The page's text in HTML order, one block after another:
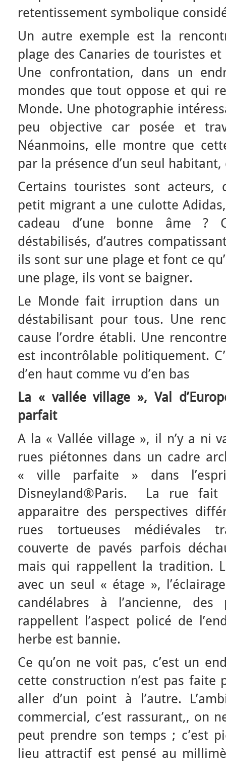
retentissement symbolique
Un autre exemple est la
plage des Canaries de touristes
Une confrontation, dans un
mondes que tout oppose et qui
Monde. Une photographie
peu objective car posée et
Néanmoins, elle montre que
par la présence d’un seul
Certains touristes sont acteurs,
petit migrant a une culotte
cadeau d’une bonne âme ?
déstabilisés, d’autres
ils sont sur une plage et font ce
une plage, ils vont se baigner.
Le Monde fait irruption dans un
déstabilisant pour tous. Une
cause l’ordre établi. Une
est incontrôlable politiquement.
d’en haut comme vu d’en bas
La « vallée village », Val
parfait
A la « Vallée village », il n’y a ni
rues piétonnes dans un cadre
« ville parfaite » dans
Disneyland®Paris. La rue
apparaitre des perspectives
rues tortueuses médiévales
couverte de pavés parfois
mais qui rappellent la tradition.
avec un seul « étage »,
candélabres à l’ancienne,
rappellent l’aspect policé de
herbe est bannie.
Ce qu’on ne voit pas, c’est un
cette construction n’est pas faite
aller d’un point à l’autre.
commercial, c’est rassurant,, on
peut prendre son temps ; c’est
lieu attractif est pensé au